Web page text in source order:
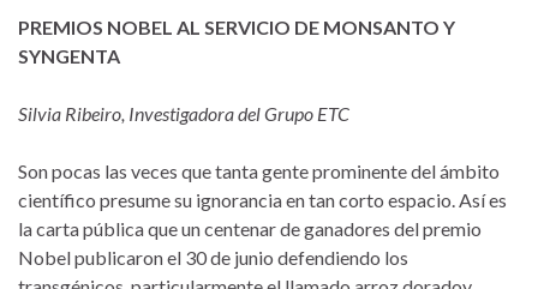
PREMIOS NOBEL AL SERVICIO DE MONSANTO Y
SYNGENTA
Silvia Ribeiro, Investigadora del Grupo ETC
Son pocas las veces que tanta gente prominente del ámbito
científico presume su ignorancia en tan corto espacio. Así es
la carta pública que un centenar de ganadores del premio
Nobel publicaron el 30 de junio defendiendo los